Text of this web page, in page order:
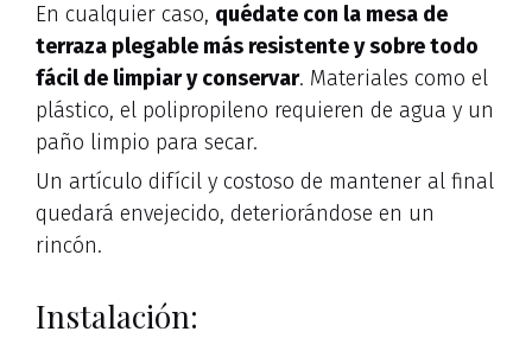
En cualquier caso, quédate con la mesa de
terraza plegable más resistente y sobre todo
fácil de limpiar y conservar. Materiales como el
plástico, el polipropileno requieren de agua y un
paño limpio para secar.
Un artículo difícil y costoso de mantener al final
quedará envejecido, deteriorándose en un
rincón.
Instalación: